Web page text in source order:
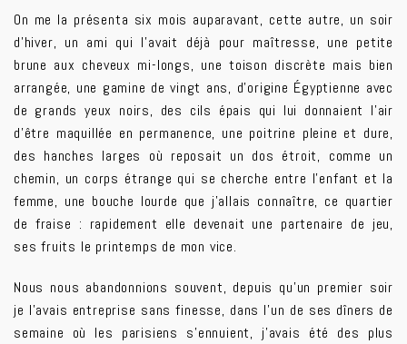
On me la présenta six mois auparavant, cette autre, un soir
d’hiver, un ami qui l’avait déjà pour maîtresse, une petite
brune aux cheveux mi-longs, une toison discrète mais bien
arrangée, une gamine de vingt ans, d’origine Égyptienne avec
de grands yeux noirs, des cils épais qui lui donnaient l’air
d’être maquillée en permanence, une poitrine pleine et dure,
des hanches larges où reposait un dos étroit, comme un
chemin, un corps étrange qui se cherche entre l’enfant et la
femme, une bouche lourde que j’allais connaître, ce quartier
de fraise : rapidement elle devenait une partenaire de jeu,
ses fruits le printemps de mon vice.
Nous nous abandonnions souvent, depuis qu’un premier soir
je l’avais entreprise sans finesse, dans l’un de ses dîners de
semaine où les parisiens s’ennuient, j’avais été des plus